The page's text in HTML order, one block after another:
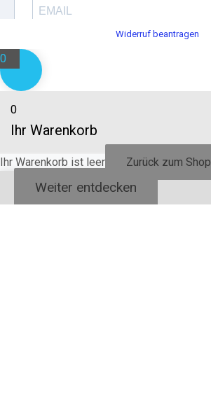
Widerruf beantragen
0
0
Ihr Warenkorb
Ihr Warenkorb ist leer Zurück zum Shop
Weiter entdecken